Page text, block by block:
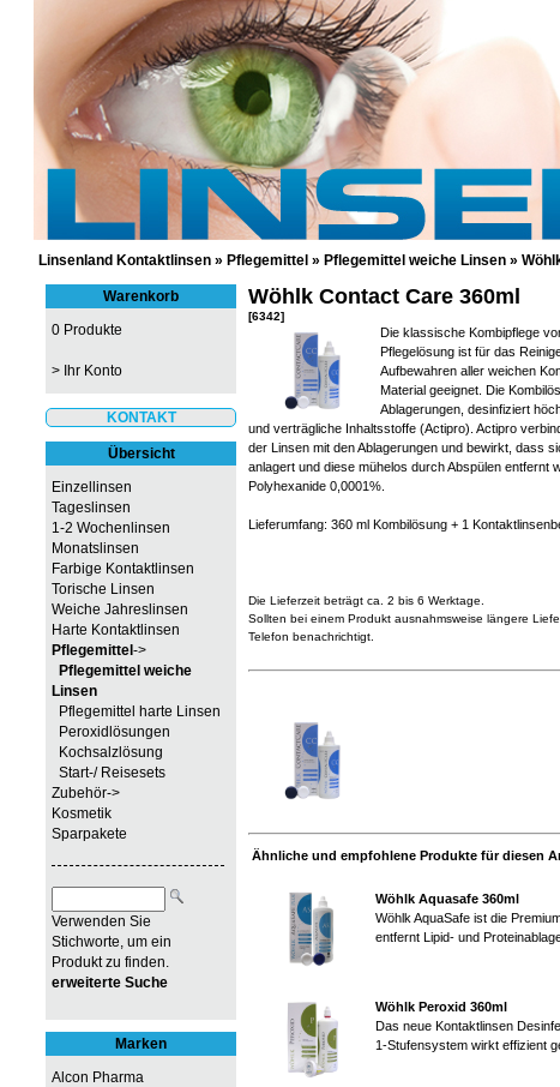
GÜNSTIGE KONTAKTLINSEN UND
Linsenland Kontaktlinsen » Pflegemittel » Pflegemittel weiche Linsen »
Warenkorb
0 Produkte
> Ihr Konto
KONTAKT
Übersicht
Einzellinsen
Tageslinsen
1-2 Wochenlinsen
Monatslinsen
Farbige Kontaktlinsen
Torische Linsen
Weiche Jahreslinsen
Harte Kontaktlinsen
Pflegemittel->
Pflegemittel weiche
Linsen
Pflegemittel harte Linsen
Peroxidlösungen
Kochsalzlösung
Start-/ Reisesets
Zubehör->
Kosmetik
Sparpakete
Verwenden Sie
Stichworte, um ein
Produkt zu finden.
erweiterte Suche
Marken
Alcon Pharma
Wöhlk Contact Care 360ml
[6342]
Die klassische Kombipflege
Pflegelösung ist für das
Aufbewahren aller weichen
Material geeignet. Die
Ablagerungen, desinfiziert
und verträgliche Inhaltsstoffe (Actipro). Actipro
der Linsen mit den Ablagerungen und bewirkt, dass
anlagert und diese mühelos durch Abspülen entfernt
Polyhexanide 0,0001%.
Lieferumfang: 360 ml Kombilösung + 1
Die Lieferzeit beträgt ca. 2 bis 6 Werktage.
Sollten bei einem Produkt ausnahmsweise längere
Telefon benachrichtigt.
Ähnliche und empfohlene Produkte für diesen
Wöhlk Aquasafe 360ml
Wöhlk AquaSafe ist die
entfernt Lipid- und
Wöhlk Peroxid 360ml
Das neue Kontaktlinsen
1-Stufensystem wirkt effizient